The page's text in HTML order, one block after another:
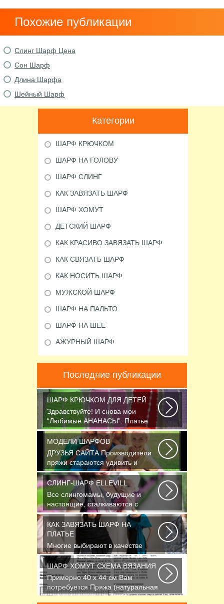
Похожие публикации
Слинг Шарф Цена
Сон Шарф
Длина Шарфа
Шейный Шарф
Категории
ШАРФ КРЮЧКОМ
ШАРФ НА ГОЛОВУ
ШАРФ СЛИНГ
КАК ЗАВЯЗАТЬ ШАРФ
ШАРФ ХОМУТ
ДЕТСКИЙ ШАРФ
КАК КРАСИВО ЗАВЯЗАТЬ ШАРФ
КАК СВЯЗАТЬ ШАРФ
КАК НОСИТЬ ШАРФ
МУЖСКОЙ ШАРФ
ШАРФ НА ПАЛЬТО
ШАРФ НА ШЕЕ
АЖУРНЫЙ ШАРФ
Последние публикации
ШАРФ КРЮЧКОМ ДЛЯ ДЕТЕЙ
Здравствуйте! И снова мои
“Любимые АНАНАСЫ”. Платье
связано крючком 1.75...
МОДЕЛИ ШАРФОВ
ДРУЗЬЯ САЙТА Производители
пряжи стараются удивить и
облегчить труд вязальщицам...
СЛИНГ-ШАРФ ELLEVILL
Все слингомамы, будущие и
настоящие, сталкиваются с
проблемой выбора слинга...
КАК ЗАВЯЗАТЬ ШАРФ НА
ПЛАТЬЕ
Многие выбирают в качестве
аксессуара красивый платок или
шарфик, однако...
ШАРФ ХОМУТ СХЕМА ВЯЗАНИЯ
Примерно 40 х 44 см Вам
потребуется Пряжа (натуральная
шерсть, альпака...